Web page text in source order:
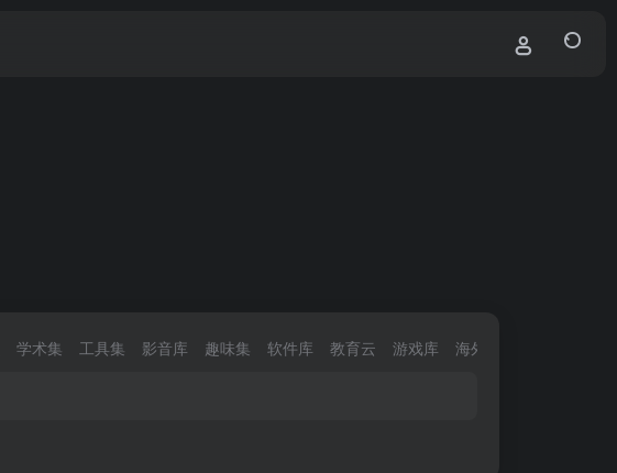
学术集 工具集 影音库 趣味集 软件库 教育云 游戏库 海外区